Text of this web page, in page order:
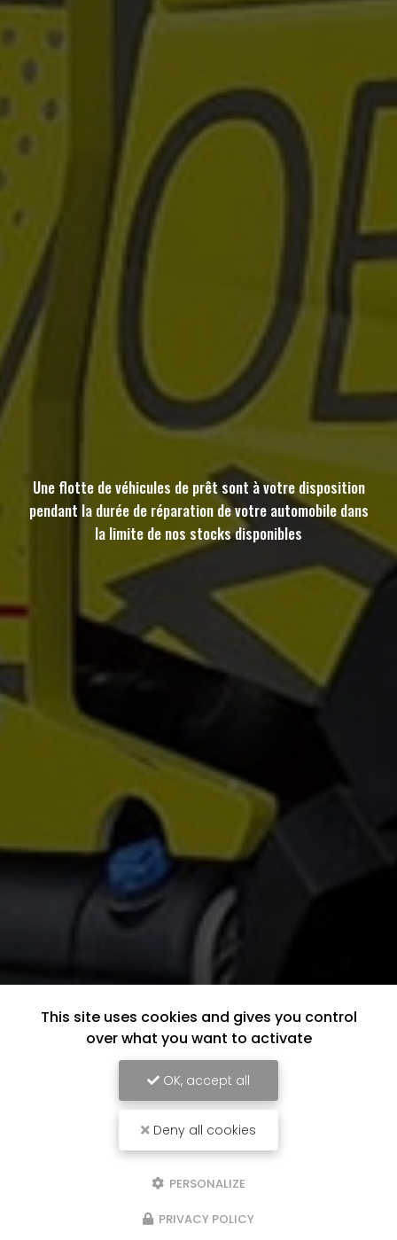
Une flotte de véhicules de prêt sont à votre disposition
pendant la durée de réparation de votre automobile dans
la limite de nos stocks disponibles
This site uses cookies and gives you control
over what you want to activate
OK, accept all
Deny all cookies
PERSONALIZE
PRIVACY POLICY